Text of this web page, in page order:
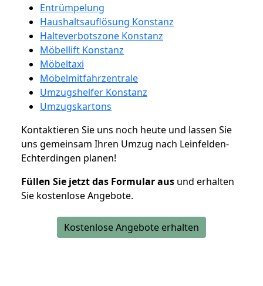
Entrümpelung
Haushaltsauflösung Konstanz
Halteverbotszone Konstanz
Möbellift Konstanz
Möbeltaxi
Möbelmitfahrzentrale
Umzugshelfer Konstanz
Umzugskartons
Kontaktieren Sie uns noch heute und lassen Sie
uns gemeinsam Ihren Umzug nach Leinfelden-
Echterdingen planen!
Füllen Sie jetzt das Formular aus und erhalten
Sie kostenlose Angebote.
Kostenlose Angebote erhalten